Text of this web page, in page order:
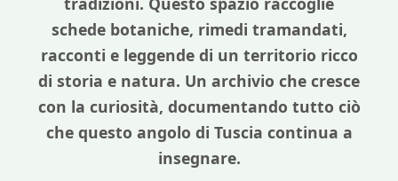
schede botaniche, rimedi tramandati,
racconti e leggende di un territorio ricco
di storia e natura. Un archivio che cresce
con la curiosità, documentando tutto ciò
che questo angolo di Tuscia continua a
insegnare.